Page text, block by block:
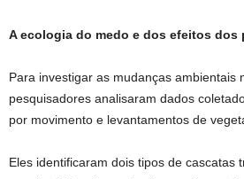
A ecologia do medo e dos efeitos dos
Para investigar as mudanças ambientais
pesquisadores analisaram dados
por movimento e levantamentos de
Eles identificaram dois tipos de cascatas